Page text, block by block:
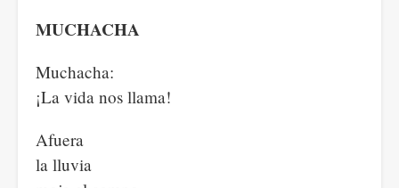
MUCHACHA
Muchacha:
¡La vida nos llama!
Afuera
la lluvia